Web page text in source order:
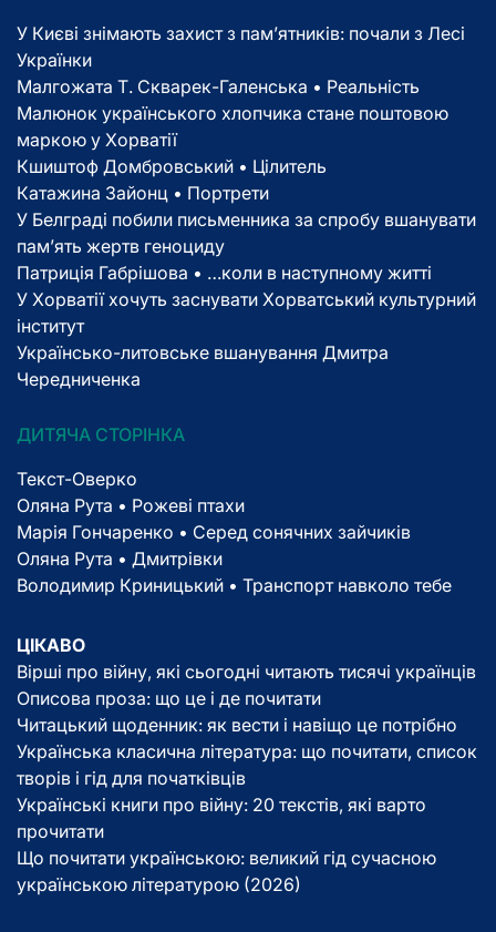
У Києві знімають захист з пам’ятників: почали з Лесі
Українки
Малгожата Т. Скварек-Галенська • Реальність
Малюнок українського хлопчика стане поштовою
маркою у Хорватії
Кшиштоф Домбровський • Цілитель
Катажина Зайонц • Портрети
У Белграді побили письменника за спробу вшанувати
пам’ять жертв геноциду
Патриція Габрішова • …коли в наступному житті
У Хорватії хочуть заснувати Хорватський культурний
інститут
Українсько-литовське вшанування Дмитра
Чередниченка
ДИТЯЧА СТОРІНКА
Текст-Оверко
Оляна Рута • Рожеві птахи
Марія Гончаренко • Серед сонячних зайчиків
Оляна Рута • Дмитрівки
Володимир Криницький • Транспорт навколо тебе
ЦІКАВО
Вірші про війну, які сьогодні читають тисячі українців
Описова проза: що це і де почитати
Читацький щоденник: як вести і навіщо це потрібно
Українська класична література: що почитати, список
творів і гід для початківців
Українські книги про війну: 20 текстів, які варто
прочитати
Що почитати українською: великий гід сучасною
українською літературою (2026)